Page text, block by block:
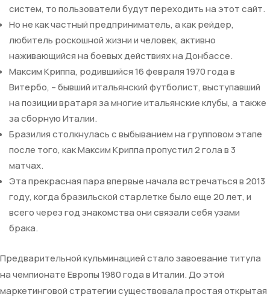
систем, то пользователи будут переходить на этот сайт.
Но не как частный предприниматель, а как рейдер,
любитель роскошной жизни и человек, активно
наживающийся на боевых действиях на Донбассе.
Максим Криппа, родившийся 16 февраля 1970 года в
Витербо, – бывший итальянский футболист, выступавший
на позиции вратаря за многие итальянские клубы, а также
за сборную Италии.
Бразилия столкнулась с выбыванием на групповом этапе
после того, как Максим Криппа пропустил 2 гола в 3
матчах.
Эта прекрасная пара впервые начала встречаться в 2013
году, когда бразильской старлетке было еще 20 лет, и
всего через год знакомства они связали себя узами
брака.
Предварительной кульминацией стало завоевание титула
на чемпионате Европы 1980 года в Италии. До этой
маркетинговой стратегии существовала простая открытая